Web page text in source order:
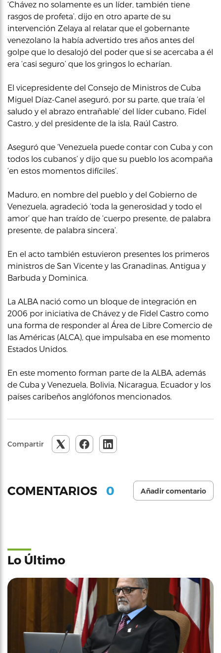
‘Chávez no solamente es un líder, también tiene
rasgos de profeta’, dijo en otro aparte de su
intervención Zelaya al relatar que el gobernante
venezolano la había advertido tres años antes del
golpe que lo desalojó del poder que si se acercaba a él
era ‘casi seguro’ que los gringos lo echarían.
El vicepresidente del Consejo de Ministros de Cuba
Miguel Díaz-Canel aseguró, por su parte, que traía ‘el
saludo y el abrazo entrañable’ del líder cubano, Fidel
Castro, y del presidente de la isla, Raúl Castro.
Aseguró que ‘Venezuela puede contar con Cuba y con
todos los cubanos’ y dijo que su pueblo los acompaña
‘en estos momentos difíciles’.
Maduro, en nombre del pueblo y del Gobierno de
Venezuela, agradeció ‘toda la generosidad y todo el
amor’ que han traído de ‘cuerpo presente, de palabra
presente, de palabra sincera’.
En el acto también estuvieron presentes los primeros
ministros de San Vicente y las Granadinas, Antigua y
Barbuda y Dominica.
La ALBA nació como un bloque de integración en
2006 por iniciativa de Chávez y de Fidel Castro como
una forma de responder al Área de Libre Comercio de
las Américas (ALCA), que impulsaba en ese momento
Estados Unidos.
En este momento forman parte de la ALBA, además
de Cuba y Venezuela, Bolivia, Nicaragua, Ecuador y los
países caribeños anglófonos mencionados.
Compartir
COMENTARIOS 0 Añadir comentario
Lo Último